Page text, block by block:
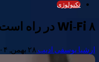
تکنولوژی
Wi‑Fi ۸ در راه است، اما موضوع سرعت نیست.
ارشیا یوسفی ادیب ۲۸ بهمن, ۱۴۰۴